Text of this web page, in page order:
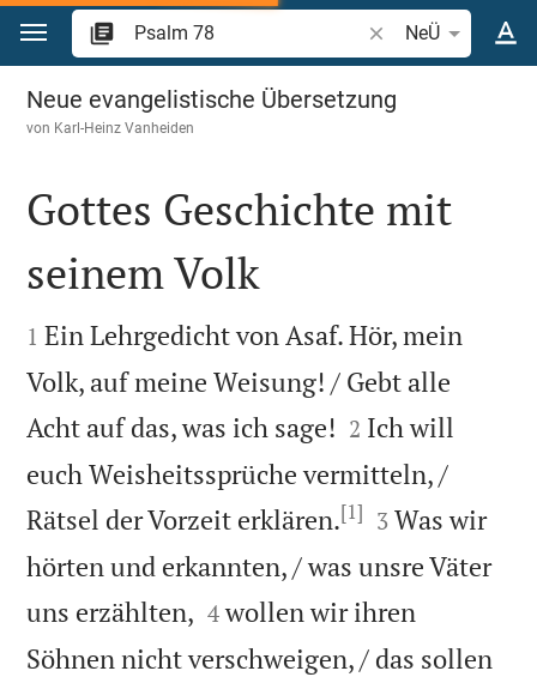
Zum Inhalt springen
Bibelstelle oder
NeÜ
Psalm 78
Neue evangelistische Übersetzung
von Karl-Heinz Vanheiden

Gottes Geschichte mit
seinem Volk

1 Ein Lehrgedicht von Asaf. Hör, mein
Volk, auf meine Weisung! / Gebt alle
Acht auf das, was ich sage! 

2 Ich will
euch Weisheitssprüche vermitteln, /
Rätsel der Vorzeit erklären.[1] 

3 Was wir
hörten und erkannten, / was unsre Väter
uns erzählten, 

4 wollen wir ihren
Söhnen nicht verschweigen, / das sollen